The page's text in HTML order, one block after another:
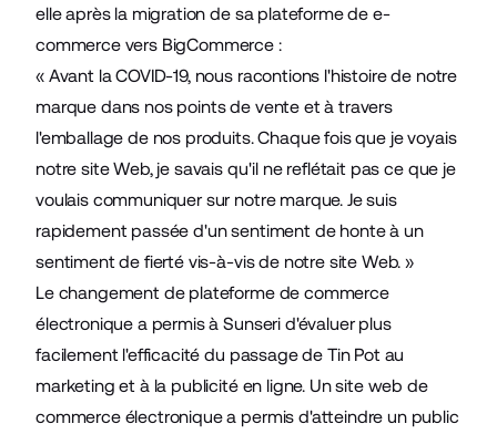
elle après la migration de sa plateforme de e-
commerce vers BigCommerce :
« Avant la COVID-19, nous racontions l'histoire de notre
marque dans nos points de vente et à travers
l'emballage de nos produits. Chaque fois que je voyais
notre site Web, je savais qu'il ne reflétait pas ce que je
voulais communiquer sur notre marque. Je suis
rapidement passée d'un sentiment de honte à un
sentiment de fierté vis-à-vis de notre site Web. »
Le changement de plateforme de commerce
électronique a permis à Sunseri d'évaluer plus
facilement l'efficacité du passage de Tin Pot au
marketing et à la publicité en ligne. Un site web de
commerce électronique a permis d'atteindre un public